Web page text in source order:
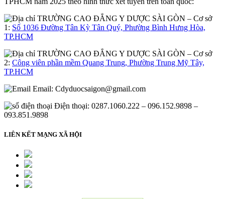
– Cơ sở
1: Số 1036 Đường Tân Kỳ Tân Quý, Phường Bình Hưng Hòa,
TP.HCM
– Cơ sở
2: Công viên phần mềm Quang Trung, Phường Trung Mỹ Tây,
TP.HCM
Email: Cdyduocsaigon@gmail.com
Điện thoại: 0287.1060.222 – 096.152.9898 –
093.851.9898
LIÊN KẾT MẠNG XÃ HỘI